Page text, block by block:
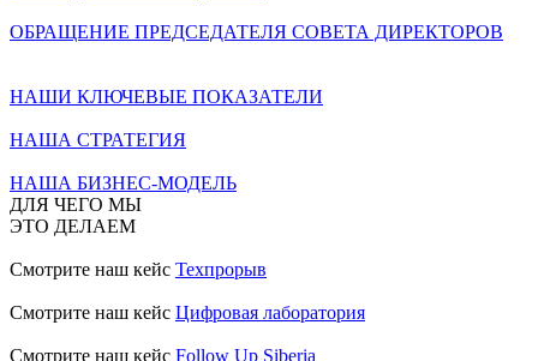
ОБРАЩЕНИЕ ПРЕДСЕДАТЕЛЯ СОВЕТА ДИРЕКТОРОВ
НАШИ КЛЮЧЕВЫЕ ПОКАЗАТЕЛИ
НАША СТРАТЕГИЯ
НАША БИЗНЕС-МОДЕЛЬ
ДЛЯ ЧЕГО МЫ
ЭТО ДЕЛАЕМ
Смотрите наш кейс Техпрорыв
Смотрите наш кейс Цифровая лаборатория
Смотрите наш кейс Follow Up Siberia